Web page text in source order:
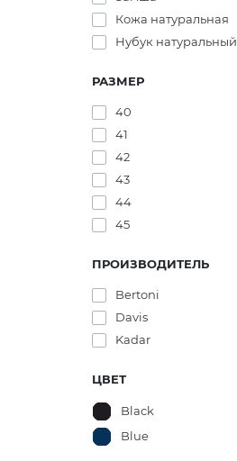
Кожа натуральная
Нубук натуральный
РАЗМЕР
40
41
42
43
44
45
ПРОИЗВОДИТЕЛЬ
Bertoni
Davis
Kadar
ЦВЕТ
Black
Blue